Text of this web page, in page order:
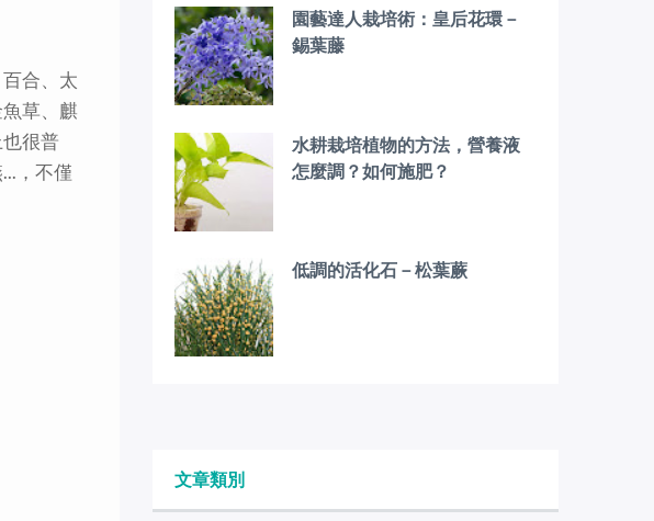
合、太
草、麒
很普
，不僅
園藝達人栽培術：皇后花環－
錫葉藤
水耕栽培植物的方法，營養液
怎麼調？如何施肥？
低調的活化石－松葉蕨
文章類別